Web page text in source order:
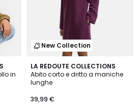
in
New Collection
LA REDOUTE COLLECTIONS
Abito corto e dritto a maniche
lunghe
39,99 €
2
Colori